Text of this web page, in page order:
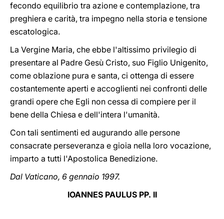
fecondo equilibrio tra azione e contemplazione, tra
preghiera e carità, tra impegno nella storia e tensione
escatologica.
La Vergine Maria, che ebbe l'altissimo privilegio di
presentare al Padre Gesù Cristo, suo Figlio Unigenito,
come oblazione pura e santa, ci ottenga di essere
costantemente aperti e accoglienti nei confronti delle
grandi opere che Egli non cessa di compiere per il
bene della Chiesa e dell'intera l'umanità.
Con tali sentimenti ed augurando alle persone
consacrate perseveranza e gioia nella loro vocazione,
imparto a tutti l'Apostolica Benedizione.
Dal Vaticano, 6 gennaio 1997.
IOANNES PAULUS PP. II